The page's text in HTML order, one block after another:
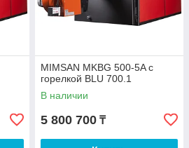
MIMSAN MKBG 500-5A с
горелкой BLU 700.1
В наличии
5 800 700 ₸